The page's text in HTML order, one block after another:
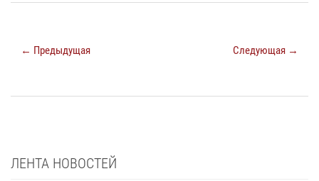
← Предыдущая Следующая →
ЛЕНТА НОВОСТЕЙ